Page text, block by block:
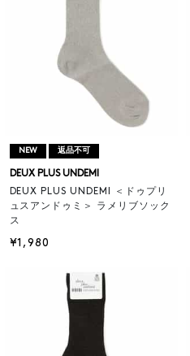
NEW 返品不可
DEUX PLUS UNDEMI
DEUX PLUS UNDEMI ＜ドゥプリ
ュスアンドゥミ＞ ラメリブソック
ス
¥1,980